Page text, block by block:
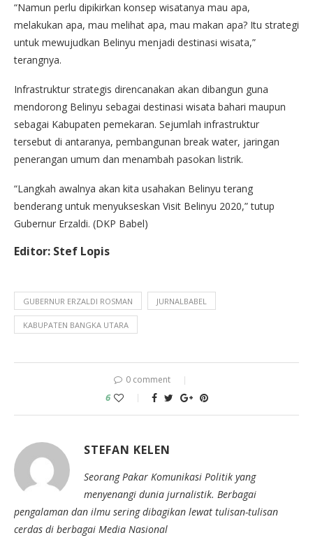
“Namun perlu dipikirkan konsep wisatanya mau apa,
melakukan apa, mau melihat apa, mau makan apa? Itu strategi
untuk mewujudkan Belinyu menjadi destinasi wisata,”
terangnya.
Infrastruktur strategis direncanakan akan dibangun guna
mendorong Belinyu sebagai destinasi wisata bahari maupun
sebagai Kabupaten pemekaran. Sejumlah infrastruktur
tersebut di antaranya, pembangunan break water, jaringan
penerangan umum dan menambah pasokan listrik.
“Langkah awalnya akan kita usahakan Belinyu terang
benderang untuk menyukseskan Visit Belinyu 2020,” tutup
Gubernur Erzaldi. (DKP Babel)
Editor: Stef Lopis
GUBERNUR ERZALDI ROSMAN JURNALBABEL
KABUPATEN BANGKA UTARA
0 comment
6
STEFAN KELEN
Seorang Pakar Komunikasi Politik yang
menyenangi dunia jurnalistik. Berbagai
pengalaman dan ilmu sering dibagikan lewat tulisan-tulisan
cerdas di berbagai Media Nasional